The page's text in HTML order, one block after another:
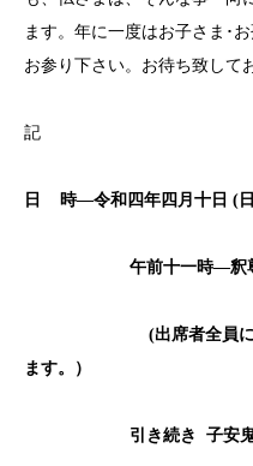
ます。年に一度はお子さま･
お参り下さい。お待ち致して
記
日 時―令和四年四月十日 (
午前十一時―釈
(出席者全員
ます。）
引き続き 子安